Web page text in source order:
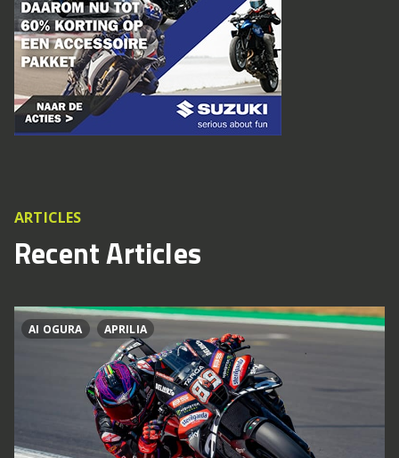
ARTICLES
Recent Articles
AI OGURA APRILIA